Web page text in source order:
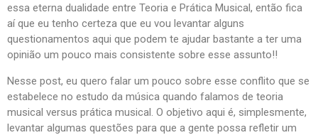
essa eterna dualidade entre Teoria e Prática Musical, então fica
aí que eu tenho certeza que eu vou levantar alguns
questionamentos aqui que podem te ajudar bastante a ter uma
opinião um pouco mais consistente sobre esse assunto!!
Nesse post, eu quero falar um pouco sobre esse conflito que se
estabelece no estudo da música quando falamos de teoria
musical versus prática musical. O objetivo aqui é, simplesmente,
levantar algumas questões para que a gente possa refletir um